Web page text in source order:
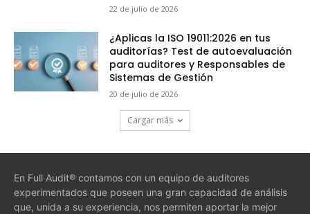
22 de julio de 2026
¿Aplicas la ISO 19011:2026 en tus
auditorías? Test de autoevaluación
para auditores y Responsables de
Sistemas de Gestión
20 de julio de 2026
Cargar más
En Full Audit® contamos con un equipo de auditores
experimentados que poseen una gran capacidad de análisis
que, unida a su experiencia, nos permiten aportar la mejor